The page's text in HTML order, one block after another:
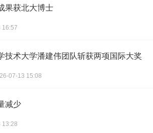
果获北大博士
16:57
技术大学潘建伟团队斩获两项国际大奖
07-13 15:08
减少
13:28